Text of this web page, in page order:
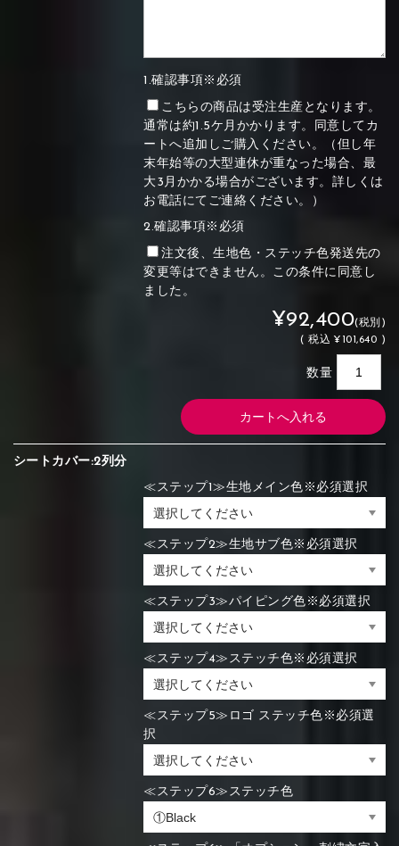
1.確認事項※必須
こちらの商品は受注生産となります。
通常は約1.5ケ月かかります。同意してカ
ートへ追加しご購入ください。（但し年
末年始等の大型連休が重なった場合、最
大3月かかる場合がございます。詳しくは
お電話にてご連絡ください。）
2.確認事項※必須
注文後、生地色・ステッチ色発送先の
変更等はできません。この条件に同意し
ました。
¥92,400(税別)
(税込 ¥101,640 )
数量
シートカバー:2列分
≪ステップ1≫生地メイン色※必須選択
≪ステップ2≫生地サブ色※必須選択
≪ステップ3≫パイピング色※必須選択
≪ステップ4≫ステッチ色※必須選択
≪ステップ5≫ロゴ ステッチ色※必須選
択
≪ステップ6≫ステッチ色